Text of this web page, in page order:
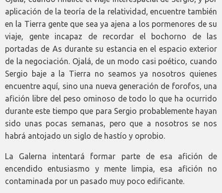
aplicación de la teoría de la relatividad, encuentre también
en la Tierra gente que sea ya ajena a los pormenores de su
viaje, gente incapaz de recordar el bochorno de las
portadas de As durante su estancia en el espacio exterior
de la negociación. Ojalá, de un modo casi poético, cuando
Sergio baje a la Tierra no seamos ya nosotros quienes
encuentre aquí, sino una nueva generación de forofos, una
afición libre del peso ominoso de todo lo que ha ocurrido
durante este tiempo que para Sergio probablemente hayan
sido unas pocas semanas, pero que a nosotros se nos
habrá antojado un siglo de hastío y oprobio.
La Galerna intentará formar parte de esa afición de
encendido entusiasmo y mente limpia, esa afición no
contaminada por un pasado muy poco edificante.